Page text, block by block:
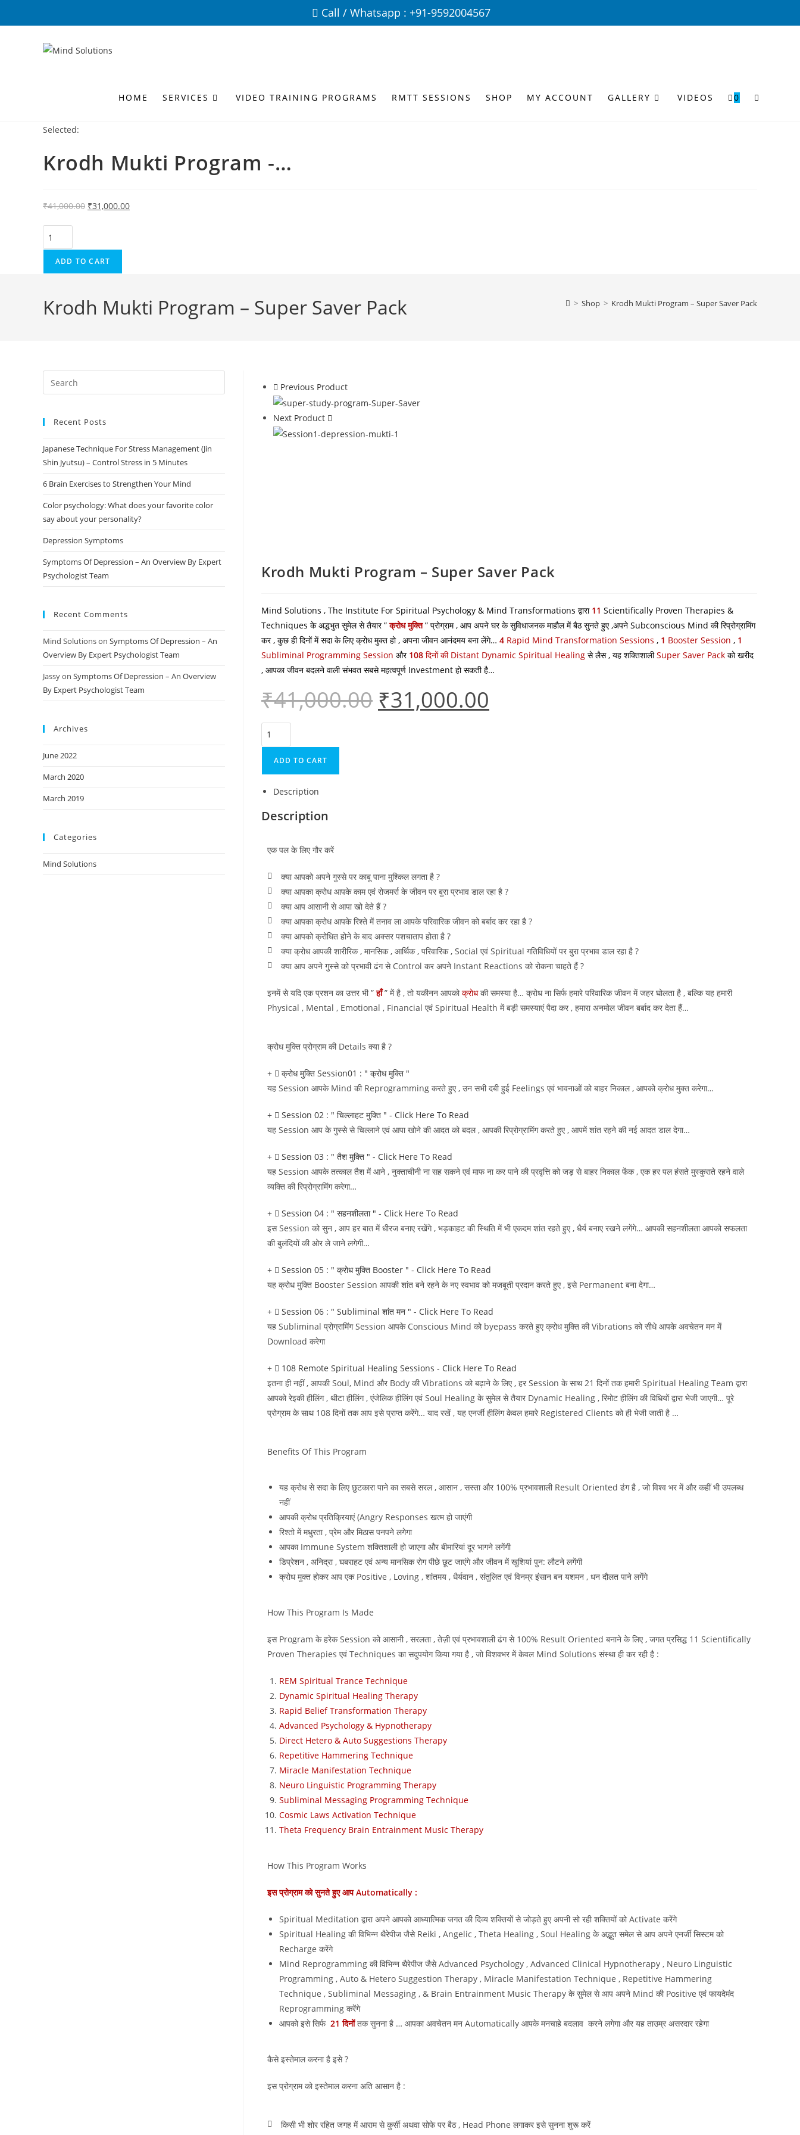
Call / Whatsapp : +91-9592004567
HOME SERVICES VIDEO TRAINING PROGRAMS RMTT SESSIONS SHOP MY ACCOUNT GALLERY VIDEOS 0
Selected:
Krodh Mukti Program -…
₹41,000.00 ₹31,000.00
ADD TO CART
Krodh Mukti Program – Super Saver Pack > Shop > Krodh Mukti Program – Super Saver Pack
Previous Product
Next Product
Krodh Mukti Program – Super Saver Pack
Mind Solutions , The Institute For Spiritual Psychology & Mind Transformations द्वारा 11 Scientifically Proven Therapies &
Techniques के अद्धभुत सुमेल से तैयार ”क्रोध मुक्ति” प्रोग्राम , आप अपने घर के सुविधाजनक माहौल में बैठ सुनते हुए ,अपने Subconscious Mind की रिप्रोग्रामिंग
कर , कुछ ही दिनों में सदा के लिए क्रोध मुक्त हो , अपना जीवन आनंदमय बना लेंगे… 4 Rapid Mind Transformation Sessions , 1 Booster Session , 1
Subliminal Programming Session और 108 दिनों की Distant Dynamic Spiritual Healing से लैस , यह शक्तिशालीSuper Saver Pack को खरीद
, आपका जीवन बदलने वाली संभवत सबसे महत्वपूर्ण Investment हो सकती है…
₹41,000.00 ₹31,000.00
ADD TO CART
Description
Description
एक पल के लिए गौर करें
क्या आपको अपने गुस्से पर काबू पाना मुश्किल लगता है ?
क्या आपका क्रोध आपके काम एवं रोजमर्रा के जीवन पर बुरा प्रभाव डाल रहा है ?
क्या आप आसानी से आपा खो देते हैं ?
क्या आपका क्रोध आपके रिश्ते में तनाव ला आपके परिवारिक जीवन को बर्बाद कर रहा है ?
क्या आपको क्रोधित होने के बाद अक्सर पशचाताप होता है ?
क्या क्रोध आपकी शारीरिक , मानसिक , आर्थिक , परिवारिक , Social एवं Spiritual गतिविधियों पर बुरा प्रभाव डाल रहा है ?
क्या आप अपने गुस्से को प्रभावी ढंग से Control कर अपने Instant Reactions को रोकना चाहते हैं ?
इनमें से यदि एक प्रशन का उत्तर भी ”हाँ ” में है , तो यकीनन आपकोक्रोधकी समस्या है… क्रोध ना सिर्फ हमारे परिवारिक जीवन में जहर घोलता है , बल्कि यह हमारी
Physical , Mental , Emotional , Financial एवं Spiritual Health में बड़ी समस्याएं पैदा कर , हमारा अनमोल जीवन बर्बाद कर देता हैं…
क्रोध मुक्ति प्रोग्राम की Details क्या है ?
क्रोध मुक्ति Session01 : " क्रोध मुक्ति "
यह Session आपके Mind की Reprogramming करते हुए , उन सभी दबी हुई Feelings एवं भावनाओं को बाहर निकाल , आपको क्रोध मुक्त करेगा…
Session 02 : " चिल्लाहट मुक्ति " - Click Here To Read
यह Session आप के गुस्से से चिल्लाने एवं आपा खोने की आदत को बदल , आपकी रिप्रोग्रामिंग करते हुए , आपमें शांत रहने की नई आदत डाल देगा…
Session 03 : " तैश मुक्ति " - Click Here To Read
यह Session आपके तत्काल तैश में आने , नुक्ताचीनी ना सह सकने एवं माफ ना कर पाने की प्रवृत्ति को जड़ से बाहर निकाल फेंक , एक हर पल हंसते मुस्कुराते रहने वाले
व्यक्ति की रिप्रोग्रामिंग करेगा…
Session 04 : " सहनशीलता " - Click Here To Read
इस Session को सुन , आप हर बात में धीरज बनाए रखेंगे , भड़काहट की स्थिति में भी एकदम शांत रहते हुए , धैर्य बनाए रखने लगेंगे… आपकी सहनशीलता आपको सफलता
की बुलंदियों की ओर ले जाने लगेगी…
Session 05 : " क्रोध मुक्ति Booster " - Click Here To Read
यह क्रोध मुक्ति Booster Session आपकी शांत बने रहने के नए स्वभाव को मजबूती प्रदान करते हुए , इसे Permanent बना देगा…
Session 06 : " Subliminal शांत मन " - Click Here To Read
यह Subliminal प्रोग्रामिंग Session आपके Conscious Mind को byepass करते हुए क्रोध मुक्ति की Vibrations को सीधे आपके अवचेतन मन में
Download करेगा
108 Remote Spiritual Healing Sessions - Click Here To Read
इतना ही नहीं , आपकी Soul, Mind और Body की Vibrations को बढ़ाने के लिए , हर Session के साथ 21 दिनों तक हमारी Spiritual Healing Team द्वारा
आपको रेइकी हीलिंग , थीटा हीलिंग , एंजेलिक हीलिंग एवं Soul Healing के सुमेल से तैयार Dynamic Healing , रिमोट हीलिंग की विधियों द्वारा भेजी जाएगी… पूरे
प्रोग्राम के साथ 108 दिनों तक आप इसे प्राप्त करेंगे… याद रखें , यह एनर्जी हीलिंग केवल हमारे Registered Clients को ही भेजी जाती है …
Benefits Of This Program
यह क्रोध से सदा के लिए छुटकारा पाने का सबसे सरल , आसान , सस्ता और 100% प्रभावशाली Result Oriented ढंग है , जो विश्व भर में और कहीं भी उपलब्ध
नहीं
आपकी क्रोध प्रतिक्रियाएं (Angry Responses खत्म हो जाएंगी
रिश्तो में मधुरता , प्रेम और मिठास पनपने लगेगा
आपका Immune System शक्तिशाली हो जाएगा और बीमारियां दूर भागने लगेंगी
डिप्रेशन , अनिद्रा , घबराहट एवं अन्य मानसिक रोग पीछे छूट जाएंगे और जीवन में खुशियां पुन: लौटने लगेंगी
क्रोध मुक्त होकर आप एक Positive , Loving , शांतमय , धैर्यवान , संतुलित एवं विनम्र इंसान बन यशमन , धन दौलत पाने लगेंगे
How This Program Is Made
इस Program के हरेक Session को आसानी , सरलता , तेज़ी एवं प्रभावशाली ढंग से 100% Result Oriented बनाने के लिए , जगत प्रसिद्ध 11 Scientifically
Proven Therapies एवं Techniques का सदुपयोग किया गया है , जो विशवभर में केवल Mind Solutions संस्था ही कर रही है :
REM Spiritual Trance Technique
Dynamic Spiritual Healing Therapy
Rapid Belief Transformation Therapy
Advanced Psychology & Hypnotherapy
Direct Hetero & Auto Suggestions Therapy
Repetitive Hammering Technique
Miracle Manifestation Technique
Neuro Linguistic Programming Therapy
Subliminal Messaging Programming Technique
Cosmic Laws Activation Technique
Theta Frequency Brain Entrainment Music Therapy
How This Program Works
इस प्रोग्राम को सुनते हुए आप Automatically :
Spiritual Meditation द्वारा अपने आपको आध्यात्मिक जगत की दिव्य शक्तियों से जोड़ते हुए अपनी सो रही शक्तियों को Activate करेंगे
Spiritual Healing की विभिन्न थैरेपीज जैसे Reiki , Angelic , Theta Healing , Soul Healing के अद्भुत समेल से आप अपने एनर्जी सिस्टम को
Recharge करेंगे
Mind Reprogramming की विभिन्न थैरेपीज जैसे Advanced Psychology , Advanced Clinical Hypnotherapy , Neuro Linguistic
Programming , Auto & Hetero Suggestion Therapy , Miracle Manifestation Technique , Repetitive Hammering
Technique , Subliminal Messaging , & Brain Entrainment Music Therapy के सुमेल से आप अपने Mind की Positive एवं फायदेमंद
Reprogramming करेंगे
आपको इसे सिर्फ 21 दिनोंतक सुनना है … आपका अवचेतन मन Automatically आपके मनचाहे बदलाव करने लगेगा और यह ताउम्र असरदार रहेगा
कैसे इस्तेमाल करना है इसे ?
इस प्रोग्राम को इस्तेमाल करना अति आसान है :
किसी भी शोर रहित जगह में आराम से कुर्सी अथवा सोफे पर बैठ , Head Phone लगाकर इसे सुनना शुरू करें
Recent Posts
Japanese Technique For Stress Management (Jin
Shin Jyutsu) – Control Stress in 5 Minutes
6 Brain Exercises to Strengthen Your Mind
Color psychology: What does your favorite color
say about your personality?
Depression Symptoms
Symptoms Of Depression – An Overview By Expert
Psychologist Team
Recent Comments
Mind Solutionson Symptoms Of Depression – An
Overview By Expert Psychologist Team
Jassyon Symptoms Of Depression – An Overview
By Expert Psychologist Team
Archives
June 2022
March 2020
March 2019
Categories
Mind Solutions